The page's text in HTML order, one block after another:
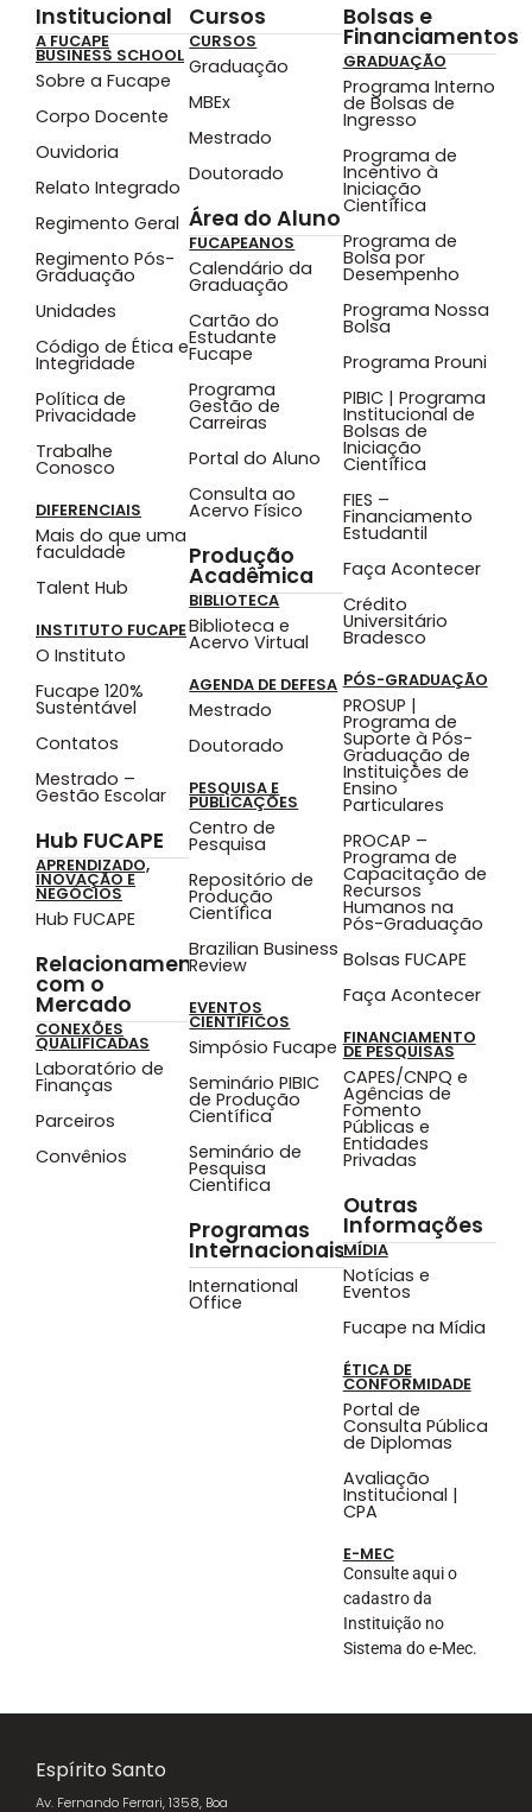
Institucional
A FUCAPE
BUSINESS SCHOOL
Sobre a Fucape
Corpo Docente
Ouvidoria
Relato Integrado
Regimento Geral
Regimento Pós-
Graduação
Unidades
Código de Ética e
Integridade
Política de
Privacidade
Trabalhe
Conosco
DIFERENCIAIS
Mais do que uma
faculdade
Talent Hub
INSTITUTO FUCAPE
O Instituto
Fucape 120%
Sustentável
Contatos
Mestrado –
Gestão Escolar
Hub FUCAPE
APRENDIZADO,
INOVAÇÃO E
NEGÓCIOS
Hub FUCAPE
Relacionamento
com o
Mercado
CONEXÕES
QUALIFICADAS
Laboratório de
Finanças
Parceiros
Convênios
Cursos
CURSOS
Graduação
MBEx
Mestrado
Doutorado
Área do Aluno
FUCAPEANOS
Calendário da
Graduação
Cartão do
Estudante
Fucape
Programa
Gestão de
Carreiras
Portal do Aluno
Consulta ao
Acervo Físico
Produção
Acadêmica
BIBLIOTECA
Biblioteca e
Acervo Virtual
AGENDA DE DEFESA
Mestrado
Doutorado
PESQUISA E
PUBLICAÇÕES
Centro de
Pesquisa
Repositório de
Produção
Científica
Brazilian Business
Review
EVENTOS
CIENTÍFICOS
Simpósio Fucape
Seminário PIBIC
de Produção
Científica
Seminário de
Pesquisa
Cientifica
Programas
Internacionais
International
Office
Bolsas e
Financiamentos
GRADUAÇÃO
Programa Interno
de Bolsas de
Ingresso
Programa de
Incentivo à
Iniciação
Científica
Programa de
Bolsa por
Desempenho
Programa Nossa
Bolsa
Programa Prouni
PIBIC | Programa
Institucional de
Bolsas de
Iniciação
Científica
FIES –
Financiamento
Estudantil
Faça Acontecer
Crédito
Universitário
Bradesco
PÓS-GRADUAÇÃO
PROSUP |
Programa de
Suporte à Pós-
Graduação de
Instituições de
Ensino
Particulares
PROCAP –
Programa de
Capacitação de
Recursos
Humanos na
Pós-Graduação
Bolsas FUCAPE
Faça Acontecer
FINANCIAMENTO
DE PESQUISAS
CAPES/CNPQ e
Agências de
Fomento
Públicas e
Entidades
Privadas
Outras
Informações
MÍDIA
Notícias e
Eventos
Fucape na Mídia
ÉTICA DE
CONFORMIDADE
Portal de
Consulta Pública
de Diplomas
Avaliação
Institucional |
CPA
E-MEC
Consulte aqui o
cadastro da
Instituição no
Sistema do e-Mec.
Espírito Santo
Av. Fernando Ferrari, 1358, Boa